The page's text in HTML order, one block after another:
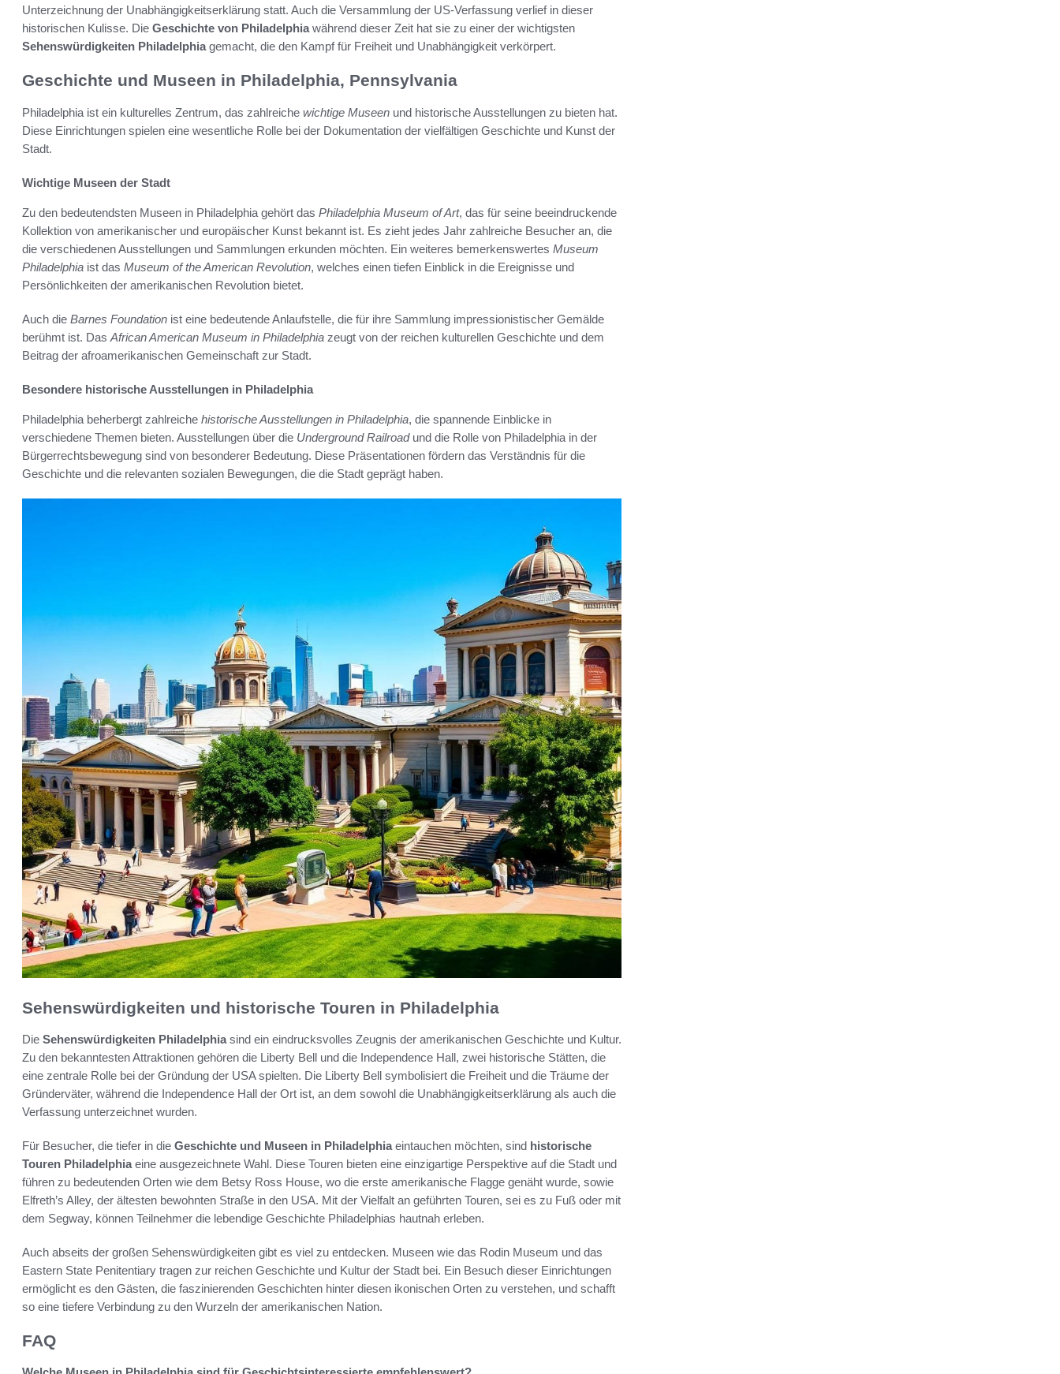
Unterzeichnung der Unabhängigkeitserklärung statt. Auch die Versammlung der US-Verfassung verlief in dieser
historischen Kulisse. Die Geschichte von Philadelphiawährend dieser Zeit hat sie zu einer der wichtigsten
Sehenswürdigkeiten Philadelphiagemacht, die den Kampf für Freiheit und Unabhängigkeit verkörpert.
Geschichte und Museen in Philadelphia, Pennsylvania
Philadelphia ist ein kulturelles Zentrum, das zahlreiche wichtige Museen und historische Ausstellungen zu bieten hat.
Diese Einrichtungen spielen eine wesentliche Rolle bei der Dokumentation der vielfältigen Geschichte und Kunst der
Stadt.
Wichtige Museen der Stadt
Zu den bedeutendsten Museen in Philadelphia gehört das Philadelphia Museum of Art, das für seine beeindruckende
Kollektion von amerikanischer und europäischer Kunst bekannt ist. Es zieht jedes Jahr zahlreiche Besucher an, die
die verschiedenen Ausstellungen und Sammlungen erkunden möchten. Ein weiteres bemerkenswertes Museum
Philadelphia ist das Museum of the American Revolution, welches einen tiefen Einblick in die Ereignisse und
Persönlichkeiten der amerikanischen Revolution bietet.
Auch die Barnes Foundation ist eine bedeutende Anlaufstelle, die für ihre Sammlung impressionistischer Gemälde
berühmt ist. Das African American Museum in Philadelphia zeugt von der reichen kulturellen Geschichte und dem
Beitrag der afroamerikanischen Gemeinschaft zur Stadt.
Besondere historische Ausstellungen in Philadelphia
Philadelphia beherbergt zahlreiche historische Ausstellungen in Philadelphia, die spannende Einblicke in
verschiedene Themen bieten. Ausstellungen über die Underground Railroadund die Rolle von Philadelphia in der
Bürgerrechtsbewegung sind von besonderer Bedeutung. Diese Präsentationen fördern das Verständnis für die
Geschichte und die relevanten sozialen Bewegungen, die die Stadt geprägt haben.
Sehenswürdigkeiten und historische Touren in Philadelphia
Die Sehenswürdigkeiten Philadelphiasind ein eindrucksvolles Zeugnis der amerikanischen Geschichte und Kultur.
Zu den bekanntesten Attraktionen gehören die Liberty Bell und die Independence Hall, zwei historische Stätten, die
eine zentrale Rolle bei der Gründung der USA spielten. Die Liberty Bell symbolisiert die Freiheit und die Träume der
Gründerväter, während die Independence Hall der Ort ist, an dem sowohl die Unabhängigkeitserklärung als auch die
Verfassung unterzeichnet wurden.
Für Besucher, die tiefer in die Geschichte und Museen in Philadelphiaeintauchen möchten, sind historische
Touren Philadelphiaeine ausgezeichnete Wahl. Diese Touren bieten eine einzigartige Perspektive auf die Stadt und
führen zu bedeutenden Orten wie dem Betsy Ross House, wo die erste amerikanische Flagge genäht wurde, sowie
Elfreth’s Alley, der ältesten bewohnten Straße in den USA. Mit der Vielfalt an geführten Touren, sei es zu Fuß oder mit
dem Segway, können Teilnehmer die lebendige Geschichte Philadelphias hautnah erleben.
Auch abseits der großen Sehenswürdigkeiten gibt es viel zu entdecken. Museen wie das Rodin Museum und das
Eastern State Penitentiary tragen zur reichen Geschichte und Kultur der Stadt bei. Ein Besuch dieser Einrichtungen
ermöglicht es den Gästen, die faszinierenden Geschichten hinter diesen ikonischen Orten zu verstehen, und schafft
so eine tiefere Verbindung zu den Wurzeln der amerikanischen Nation.
FAQ